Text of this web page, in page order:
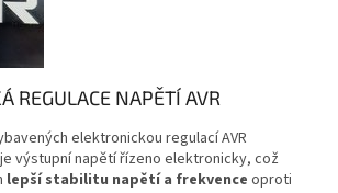
REGULACE NAPĚTÍ AVR
elektronickou regulací AVR
výstupní napětí řízeno elektronicky, což
lepší stabilitu napětí a frekvence oproti